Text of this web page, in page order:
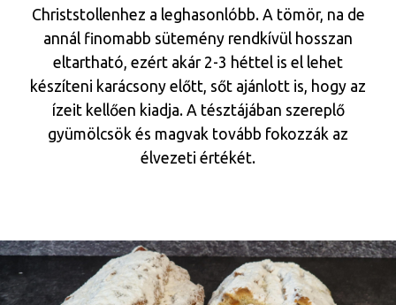
Christstollenhez a leghasonlóbb. A tömör, na de
annál finomabb sütemény rendkívül hosszan
eltartható, ezért akár 2-3 héttel is el lehet
készíteni karácsony előtt, sőt ajánlott is, hogy az
ízeit kellően kiadja. A tésztájában szereplő
gyümölcsök és magvak tovább fokozzák az
élvezeti értékét.